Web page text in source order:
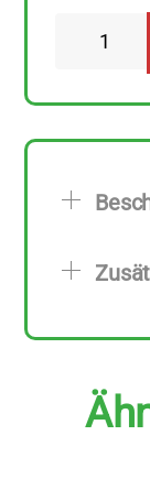
300
Menge